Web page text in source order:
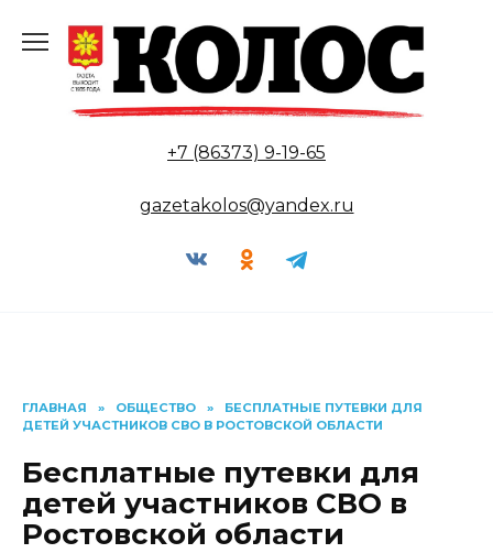
содержанию
+7 (86373) 9-19-65
gazetakolos@yandex.ru
ГЛАВНАЯ » ОБЩЕСТВО »
БЕСПЛАТНЫЕ ПУТЕВКИ ДЛЯ
ДЕТЕЙ УЧАСТНИКОВ СВО В РОСТОВСКОЙ ОБЛАСТИ
Бесплатные путевки для
детей участников СВО в
Ростовской области